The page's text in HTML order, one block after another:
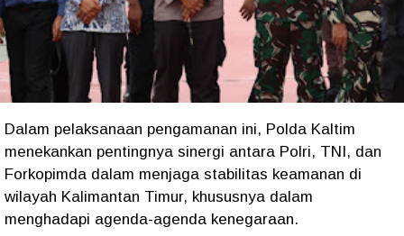
Dalam pelaksanaan pengamanan ini, Polda Kaltim
menekankan pentingnya sinergi antara Polri, TNI, dan
Forkopimda dalam menjaga stabilitas keamanan di
wilayah Kalimantan Timur, khususnya dalam
menghadapi agenda-agenda kenegaraan.